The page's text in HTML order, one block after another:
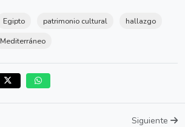
Egipto patrimonio cultural
hallazgo
Mediterráneo
Siguiente